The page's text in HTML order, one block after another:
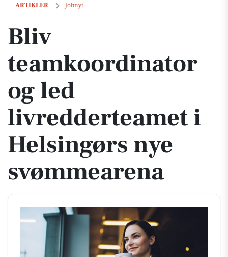
ARTIKLER Jobnyt
Bliv teamkoordinator og led livredderteamet i Helsingørs nye
Bliv
teamkoordinator
og led
livredderteamet i
Helsingørs nye
svømmearena